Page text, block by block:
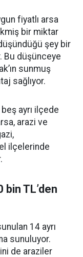
fiyatlı arsa
bir miktar
şey bir
Bu düşünceye
sunmuş
sağlıyor.
ayrı ilçede
arazi ve
ilçelerinde
bin TL’den
14 ayrı
sunuluyor.
de araziler